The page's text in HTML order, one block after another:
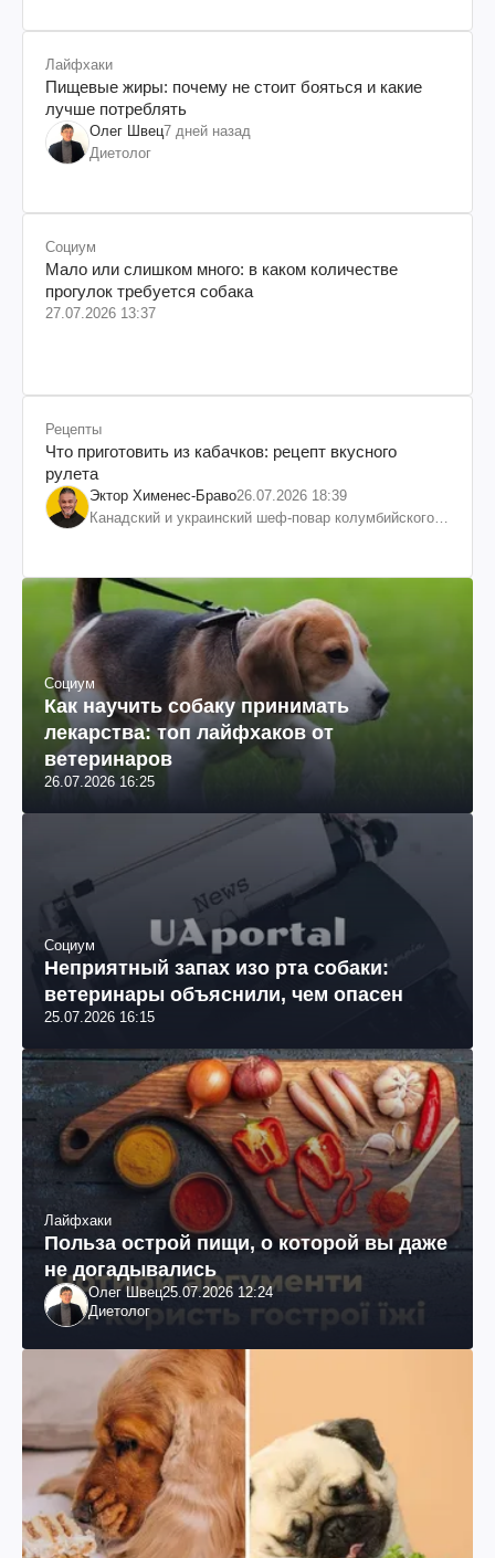
Лайфхаки
Пищевые жиры: почему не стоит бояться и какие
лучше потреблять
Олег Швец7 дней назад
Диетолог
Социум
Мало или слишком много: в каком количестве
прогулок требуется собака
27.07.2026 13:37
Рецепты
Что приготовить из кабачков: рецепт вкусного
рулета
Эктор Хименес-Браво26.07.2026 18:39
Канадский и украинский шеф-повар колумбийского
Социум
Как научить собаку принимать
лекарства: топ лайфхаков от
ветеринаров
26.07.2026 16:25
Социум
Неприятный запах изо рта собаки:
ветеринары объяснили, чем опасен
25.07.2026 16:15
Лайфхаки
Польза острой пищи, о которой вы даже
не догадывались
Олег Швец25.07.2026 12:24
Диетолог